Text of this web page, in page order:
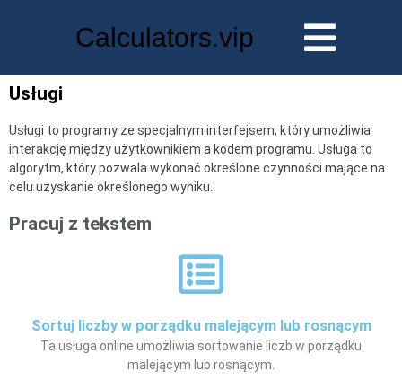
Calculators.vip
Usługi
Usługi to programy ze specjalnym interfejsem, który umożliwia
interakcję między użytkownikiem a kodem programu. Usługa to
algorytm, który pozwala wykonać określone czynności mające na
celu uzyskanie określonego wyniku.
Pracuj z tekstem
Sortuj liczby w porządku malejącym lub rosnącym
Ta usługa online umożliwia sortowanie liczb w porządku
malejącym lub rosnącym.